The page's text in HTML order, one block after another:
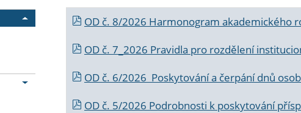
OD č. 8/2026 Harmonogram akademického
OD č. 7_2026 Pravidla pro rozdělení
OD č. 6/2026 Poskytování a čerpání dnů
OD č. 5/2026 Podrobnosti k poskytování